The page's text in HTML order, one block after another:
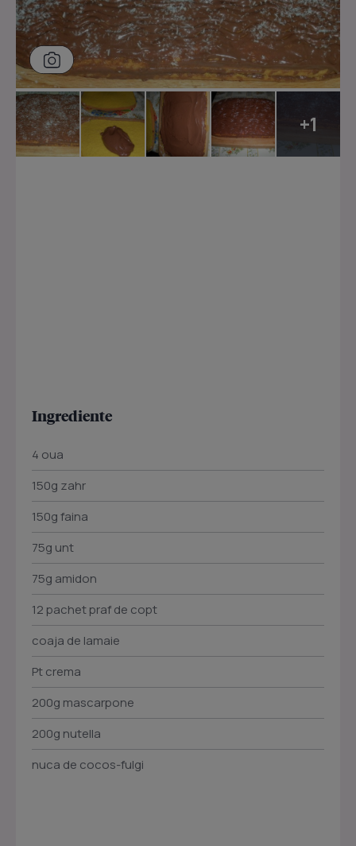
+1
Ingrediente
4 oua
150g zahr
150g faina
75g unt
75g amidon
12 pachet praf de copt
coaja de lamaie
Pt crema
200g mascarpone
200g nutella
nuca de cocos-fulgi